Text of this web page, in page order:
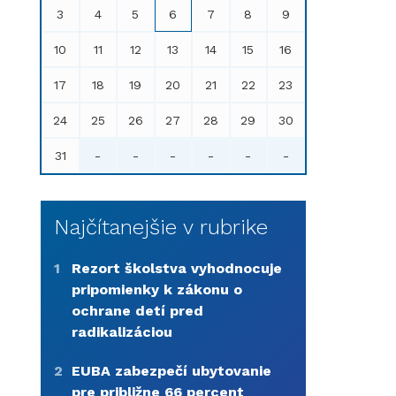
3 4 5 6 7 8 9
10 11 12 13 14 15 16
17 18 19 20 21 22 23
24 25 26 27 28 29 30
31 - - - - - -
Najčítanejšie v rubrike
1
Rezort školstva vyhodnocuje
pripomienky k zákonu o
ochrane detí pred
radikalizáciou
2
EUBA zabezpečí ubytovanie
pre približne 66 percent